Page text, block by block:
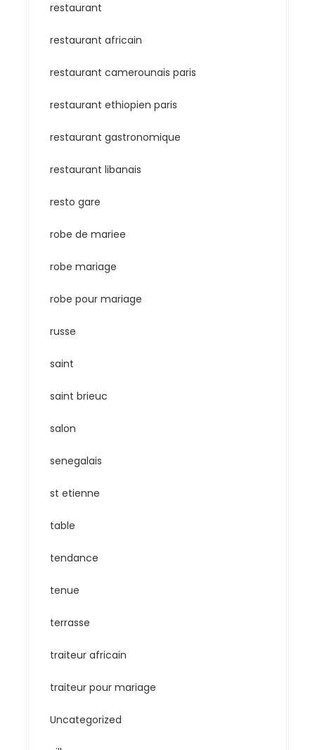
restaurant
restaurant africain
restaurant camerounais paris
restaurant ethiopien paris
restaurant gastronomique
restaurant libanais
resto gare
robe de mariee
robe mariage
robe pour mariage
russe
saint
saint brieuc
salon
senegalais
st etienne
table
tendance
tenue
terrasse
traiteur africain
traiteur pour mariage
Uncategorized